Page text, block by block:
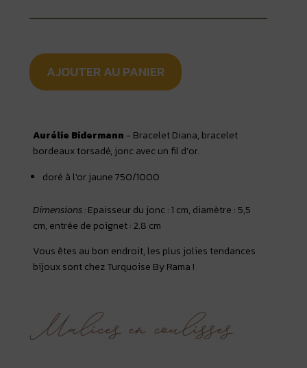
AJOUTER AU PANIER
Aurélie Bidermann - Bracelet Diana, bracelet
bordeaux torsadé, jonc avec un fil d’or.
doré à l'or jaune 750/1000
Dimensions :Epaisseur du jonc : 1 cm, diamètre : 5,5
cm, entrée de poignet : 2.8 cm
Vous êtes au bon endroit, les plus jolies tendances
bijoux sont chez Turquoise By Rama !